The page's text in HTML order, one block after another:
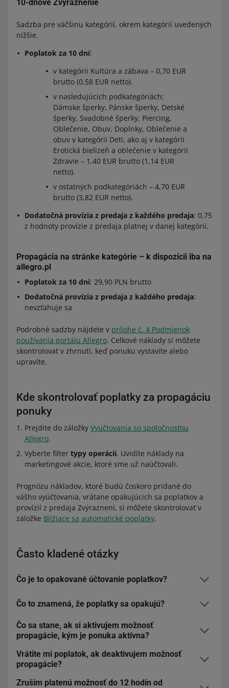
10-dňové Zvýraznenie
Sadzba pre väčšinu kategórií, okrem kategórií uvedených
nižšie.
Poplatok za 10 dní:
v kategórii Kultúra a zábava – 0,70 EUR
brutto (0,58 EUR netto).
v nasledujúcich podkategóriách:
Dámske šperky, Pánske šperky, Detské
šperky, Svadobné šperky, Piercing,
Oblečenie, Obuv, Doplnky, Oblečenie a
obuv v kategórii Deti, ako aj v kategórii
Erotická bielizeň a oblečenie v kategórii
Zdravie – 1,40 EUR brutto (1,14 EUR
netto).
v ostatných podkategóriách – 4,70 EUR
brutto (3,82 EUR netto).
Dodatočná provízia z predaja z každého predaja: 0,75
z hodnoty provízie z predaja platnej v danej kategórii.
Propagácia na stránke kategórie – k dispozícii iba na
allegro.pl
Poplatok za 10 dní: 29,90 PLN brutto
Dodatočná provízia z predaja z každého predaja:
nevzťahuje sa
Podrobné sadzby nájdete v prílohe č. 4 Podmienok
používania portálu Allegro. Celkové náklady si môžete
skontrolovať v zhrnutí, keď ponuku vystavíte alebo
upravíte.
Kde skontrolovať poplatky za propagáciu
ponuky
Prejdite do záložky Vyúčtovania so spoločnosťou
Allegro.
Vyberte filter typy operácií. Uvidíte náklady na
marketingové akcie, ktoré sme už naúčtovali.
Prognózu nákladov, ktoré budú čoskoro pridané do
vášho vyúčtovania, vrátane opakujúcich sa poplatkov a
provízií z predaja Zvýraznení, si môžete skontrolovať v
záložke Blížiace sa automatické poplatky.
Často kladené otázky
Čo je to opakované účtovanie poplatkov?
Je to stanovené obdobie, počas ktorého propagujete
obnovíme. V závislosti od zvolenej možnosti propagácie
to bude 10 dní – pre Zvýraznenie a propagáciu na
zvýraznenie.
Čo to znamená, že poplatky sa opakujú?
Jeden cyklus poplatkov je:
kategórie
Čo sa stane, ak si aktivujem možnosť
propagácie, kým je ponuka aktívna?
Ak pridáte možnosť propagácie do aktívnej ponuky,
jednoducho ju povolíme a spustíme cyklus účtovania
poplatkov na základe vami zvolenej možnosti. Môžete si
Vrátite mi poplatok, ak deaktivujem možnosť
propagácie?
Zruším platenú možnosť do 12 hodín od